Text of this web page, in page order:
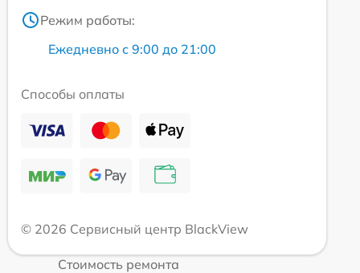
Режим работы:
Ежедневно с 9:00 до 21:00
Способы оплаты
© 2026 Сервисный центр BlackView
Стоимость ремонта